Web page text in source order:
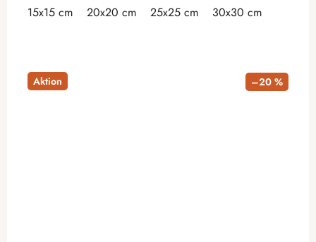
15x15 cm 20x20 cm 25x25 cm 30x30 cm
Aktion –20 %